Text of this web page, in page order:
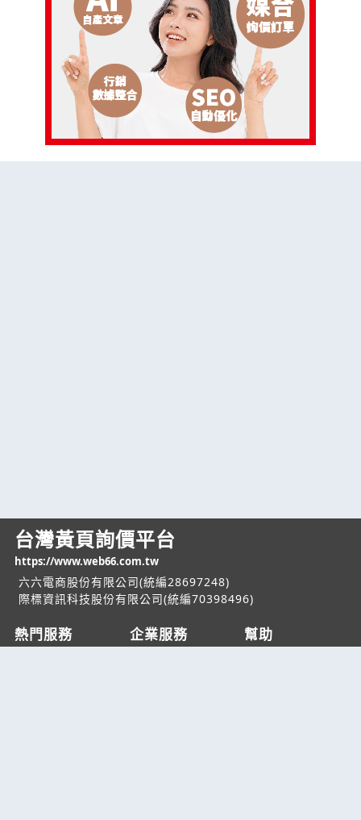
台灣黃頁詢價平台
https://www.web66.com.tw
六六電商股份有限公司(統編28697248)
際標資訊科技股份有限公司(統編70398496)
熱門服務 企業服務 幫助